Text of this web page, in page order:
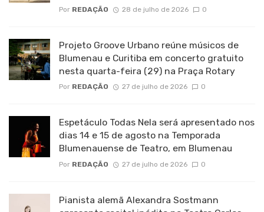
Por REDAÇÃO 28 de julho de 2026 0
Projeto Groove Urbano reúne músicos de
Blumenau e Curitiba em concerto gratuito
nesta quarta-feira (29) na Praça Rotary
Por REDAÇÃO 27 de julho de 2026 0
Espetáculo Todas Nela será apresentado nos
dias 14 e 15 de agosto na Temporada
Blumenauense de Teatro, em Blumenau
Por REDAÇÃO 27 de julho de 2026 0
Pianista alemã Alexandra Sostmann